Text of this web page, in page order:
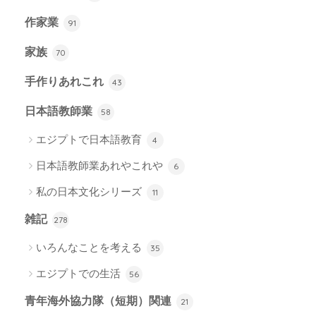
作家業 91
家族 70
手作りあれこれ 43
日本語教師業 58
エジプトで日本語教育 4
日本語教師業あれやこれや 6
私の日本文化シリーズ 11
雑記 278
いろんなことを考える 35
エジプトでの生活 56
青年海外協力隊（短期）関連 21